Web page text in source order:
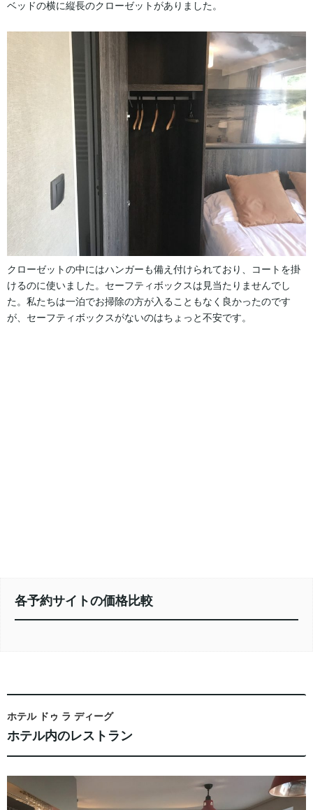
ベッドの横に縦長のクローゼットがありました。
クローゼットの中にはハンガーも備え付けられており、コートを掛
けるのに使いました。セーフティボックスは見当たりませんでし
た。私たちは一泊でお掃除の方が入ることもなく良かったのです
が、セーフティボックスがないのはちょっと不安です。
各予約サイトの価格比較
ホテル ドゥ ラ ディーグ
ホテル内のレストラン